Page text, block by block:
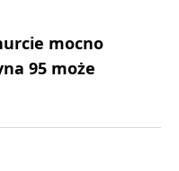
mocno
95 może